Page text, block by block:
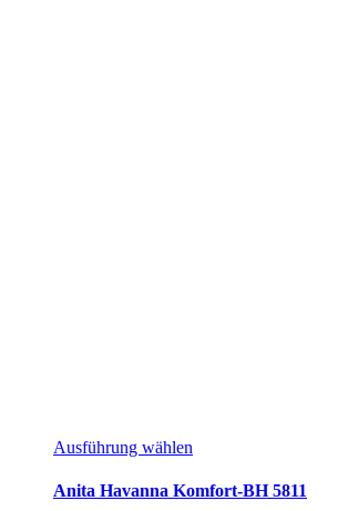
Ausführung wählen
Anita Havanna Komfort-BH 5811